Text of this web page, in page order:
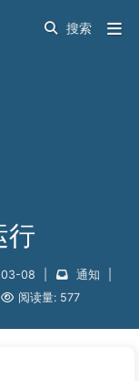
行
08 通知
阅读量: 577